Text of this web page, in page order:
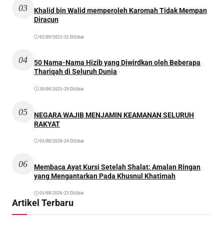
03
Khalid bin Walid memperoleh Karomah Tidak Mempan
Diracun
02/09/2021 •31 Dilihat
04
50 Nama-Nama Hizib yang Diwirdkan oleh Beberapa
Thariqah di Seluruh Dunia
30/06/2025 •29 Dilihat
05
NEGARA WAJIB MENJAMIN KEAMANAN SELURUH
RAKYAT
01/08/2026•24 Dilihat
06
Membaca Ayat Kursi Setelah Shalat: Amalan Ringan
yang Mengantarkan Pada Khusnul Khatimah
01/08/2026•23 Dilihat
Artikel Terbaru